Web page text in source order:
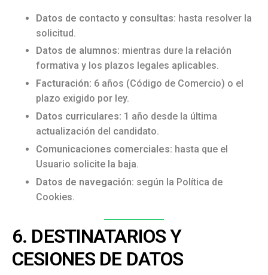
Datos de contacto y consultas: hasta resolver la
solicitud.
Datos de alumnos: mientras dure la relación
formativa y los plazos legales aplicables.
Facturación: 6 años (Código de Comercio) o el
plazo exigido por ley.
Datos curriculares: 1 año desde la última
actualización del candidato.
Comunicaciones comerciales: hasta que el
Usuario solicite la baja.
Datos de navegación: según la Política de
Cookies.
6. DESTINATARIOS Y
CESIONES DE DATOS